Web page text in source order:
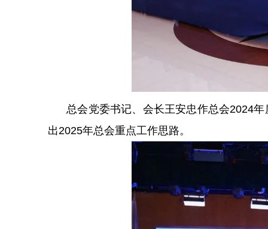
总会党委书记、会长王安忠作总会2024年
出2025年总会重点工作思路。